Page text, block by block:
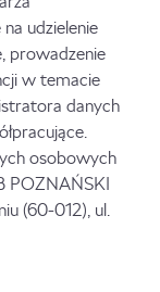
udzielenie
prowadzenie
w temacie
danych
osobowych
POZNAŃSKI
(60-012), ul.